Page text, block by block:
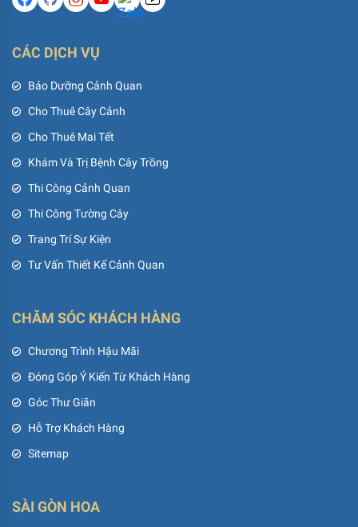
CÁC DỊCH VỤ
Bảo Dưỡng Cảnh Quan
Cho Thuê Cây Cảnh
Cho Thuê Mai Tết
Khám Và Trị Bệnh Cây Trồng
Thi Công Cảnh Quan
Thi Công Tường Cây
Trang Trí Sự Kiện
Tư Vấn Thiết Kế Cảnh Quan
CHĂM SÓC KHÁCH HÀNG
Chương Trình Hậu Mãi
Đóng Góp Ý Kiến Từ Khách Hàng
Góc Thư Giãn
Hỗ Trợ Khách Hàng
Sitemap
SÀI GÒN HOA